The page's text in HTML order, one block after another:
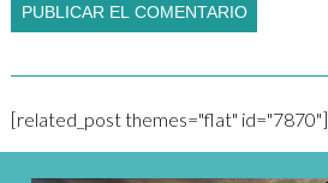
[related_post themes="flat" id="7870"]